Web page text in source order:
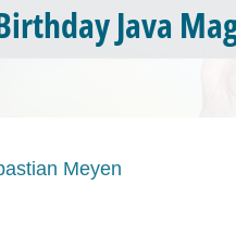
Java
Meyen